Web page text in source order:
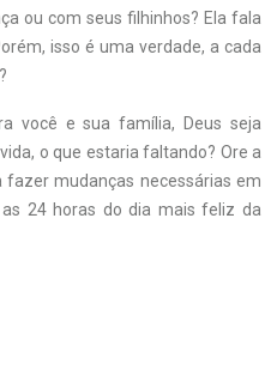
ou com seus filhinhos? Ela fala
isso é uma verdade, a cada
você e sua família, Deus seja
o que estaria faltando? Ore a
fazer mudanças necessárias em
24 horas do dia mais feliz da